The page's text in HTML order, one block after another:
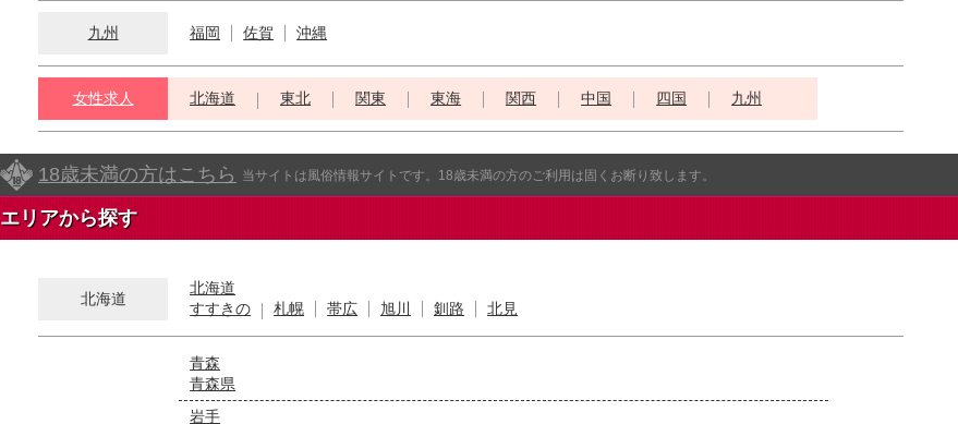
九州 福岡 佐賀 沖縄
女性求人 北海道 東北 関東 東海 関西 中国 四国 九州
18歳未満の方はこちら 当サイトは風俗情報サイトです。18歳未満の方のご利用は固くお断り致します。
エリアから探す
北海道
北海道
すすきの
札幌 帯広 旭川 釧路 北見
青森
青森県
岩手